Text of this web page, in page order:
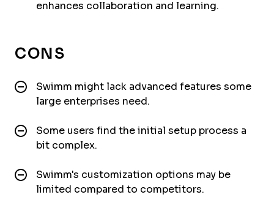
enhances collaboration and learning.
CONS
Swimm might lack advanced features some
large enterprises need.
Some users find the initial setup process a
bit complex.
Swimm's customization options may be
limited compared to competitors.